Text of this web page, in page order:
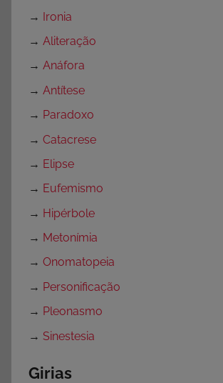
→ Ironia
→ Aliteração
→ Anáfora
→ Antítese
→ Paradoxo
→ Catacrese
→ Elipse
→ Eufemismo
→ Hipérbole
→ Metonímia
→ Onomatopeia
→ Personificação
→ Pleonasmo
→ Sinestesia
Girias